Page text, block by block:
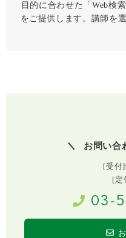
目的に合わせた「Web検
をご提供します。講師を
お問い合
[受付
[定
03-